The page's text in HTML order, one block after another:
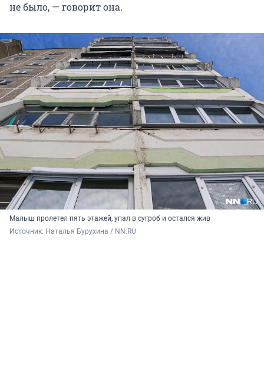
не было, — говорит она.
Малыш пролетел пять этажей, упал в сугроб и остался жив
Источник: Наталья Бурухина / NN.RU